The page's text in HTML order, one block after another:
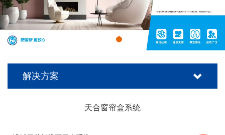
解决方案
天合窗帘盒系统